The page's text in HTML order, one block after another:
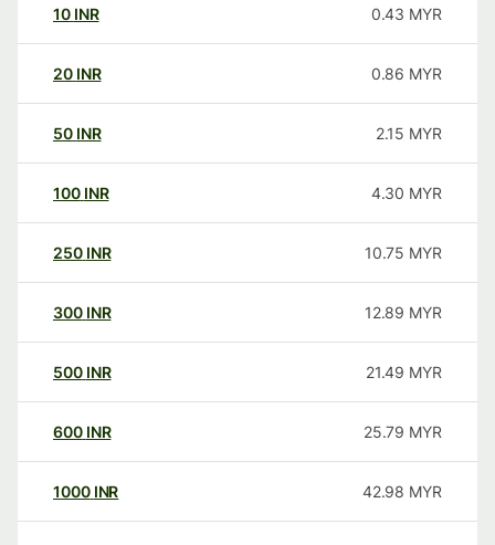
10 INR 0.43 MYR
20 INR 0.86 MYR
50 INR 2.15 MYR
100 INR 4.30 MYR
250 INR 10.75 MYR
300 INR 12.89 MYR
500 INR 21.49 MYR
600 INR 25.79 MYR
1000 INR 42.98 MYR